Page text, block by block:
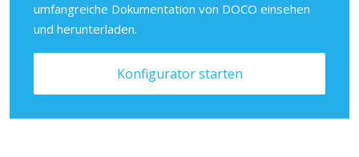
umfangreiche Dokumentation von DOCO einsehen
und herunterladen.
Konfigurator starten